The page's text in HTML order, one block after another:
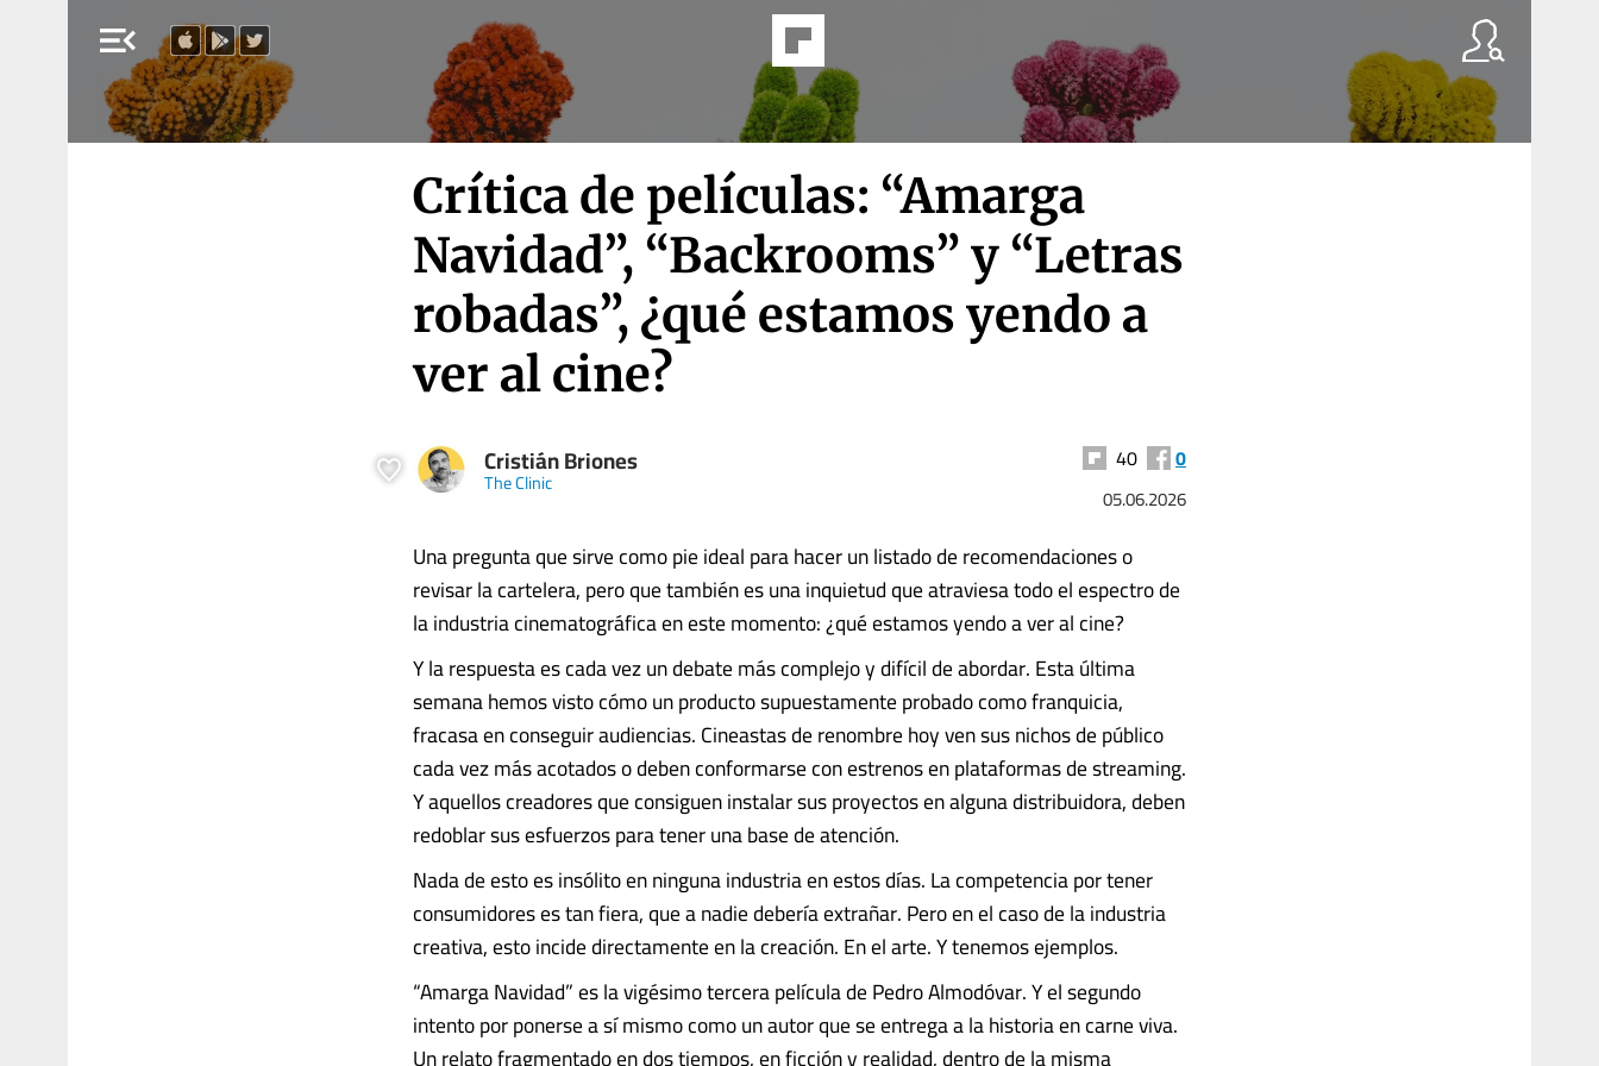
menu_open
Crítica de películas: “Amarga
Navidad”, “Backrooms” y “Letras
robadas”, ¿qué estamos yendo a
ver al cine?
Cristián Briones
The Clinic
40 0
05.06.2026
Una pregunta que sirve como pie ideal para hacer un listado de recomendaciones o
revisar la cartelera, pero que también es una inquietud que atraviesa todo el espectro de
la industria cinematográfica en este momento: ¿qué estamos yendo a ver al cine?
Y la respuesta es cada vez un debate más complejo y difícil de abordar. Esta última
semana hemos visto cómo un producto supuestamente probado como franquicia,
fracasa en conseguir audiencias. Cineastas de renombre hoy ven sus nichos de público
cada vez más acotados o deben conformarse con estrenos en plataformas de streaming.
Y aquellos creadores que consiguen instalar sus proyectos en alguna distribuidora, deben
redoblar sus esfuerzos para tener una base de atención.
Nada de esto es insólito en ninguna industria en estos días. La competencia por tener
consumidores es tan fiera, que a nadie debería extrañar. Pero en el caso de la industria
creativa, esto incide directamente en la creación. En el arte. Y tenemos ejemplos.
“Amarga Navidad” es la vigésimo tercera película de Pedro Almodóvar. Y el segundo
intento por ponerse a sí mismo como un autor que se entrega a la historia en carne viva.